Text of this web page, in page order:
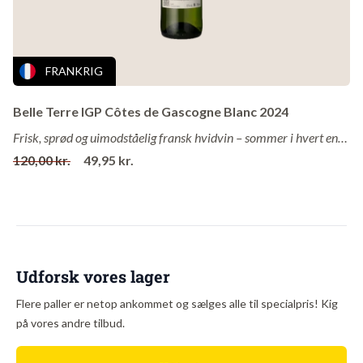
Druer: 70% Cabernet Sauvignon, 26% Merlot og 4% Petit
Verdot
Område: Bordeaux
Land: Frankrig
Årgang: 2020
Om vingården
Château La Tonnelle blev opført i 1903 langs vinmarkerne i Haut-
Médoc – ét område der har været kendt for vinproduktion siden
romertiden.
FRANKRIG
Belle Terre IGP Côtes de Gascogne Blanc 2024
120,00 kr.
49,95 kr.
Udforsk vores lager
Flere paller er netop ankommet og sælges alle til specialpris! Kig
på vores andre tilbud.